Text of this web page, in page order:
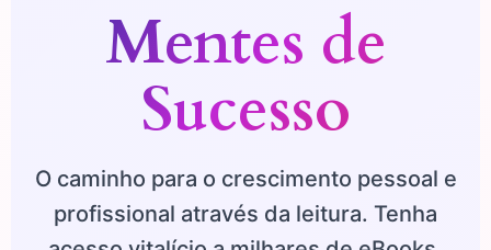
Mentes de
Sucesso
O caminho para o crescimento pessoal e
profissional através da leitura. Tenha